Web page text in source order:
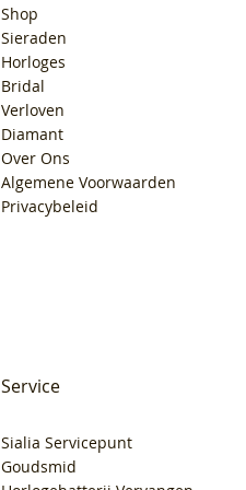
Shop
Sieraden
Horloges
Bridal
Verloven
Diamant
Over Ons
Algemene Voorwaarden
Privacybeleid
Service
Sialia Servicepunt
Goudsmid